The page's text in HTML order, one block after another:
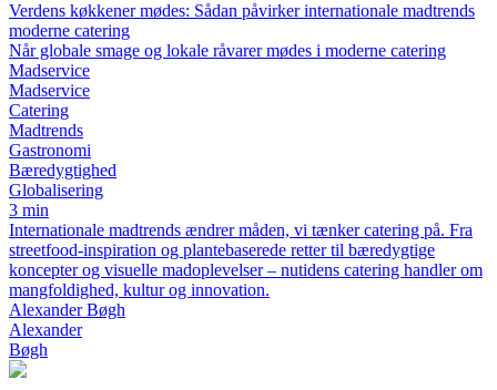
Verdens køkkener mødes: Sådan påvirker internationale madtrends
moderne catering
Når globale smage og lokale råvarer mødes i moderne catering
Madservice
Madservice
Catering
Madtrends
Gastronomi
Bæredygtighed
Globalisering
3 min
Internationale madtrends ændrer måden, vi tænker catering på. Fra
streetfood-inspiration og plantebaserede retter til bæredygtige
koncepter og visuelle madoplevelser – nutidens catering handler om
mangfoldighed, kultur og innovation.
Alexander Bøgh
Alexander
Bøgh